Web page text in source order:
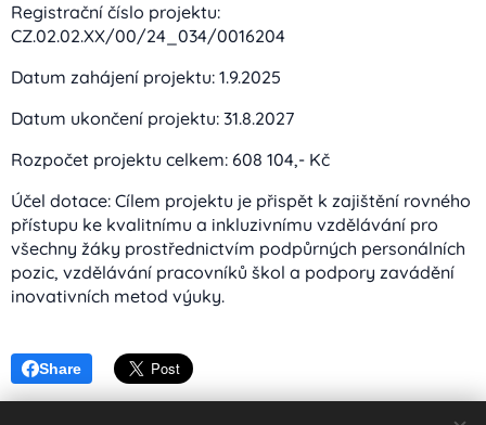
Registrační číslo projektu:
CZ.02.02.XX/00/24_034/0016204
Datum zahájení projektu: 1.9.2025
Datum ukončení projektu: 31.8.2027
Rozpočet projektu celkem: 608 104,- Kč
Účel dotace: Cílem projektu je přispět k zajištění rovného
přístupu ke kvalitnímu a inkluzivnímu vzdělávání pro
všechny žáky prostřednictvím podpůrných personálních
pozic, vzdělávání pracovníků škol a podpory zavádění
inovativních metod výuky.
Share